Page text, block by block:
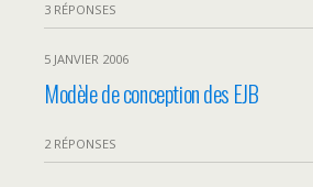
3 RÉPONSES
5 JANVIER 2006
Modèle de conception des EJB
2 RÉPONSES